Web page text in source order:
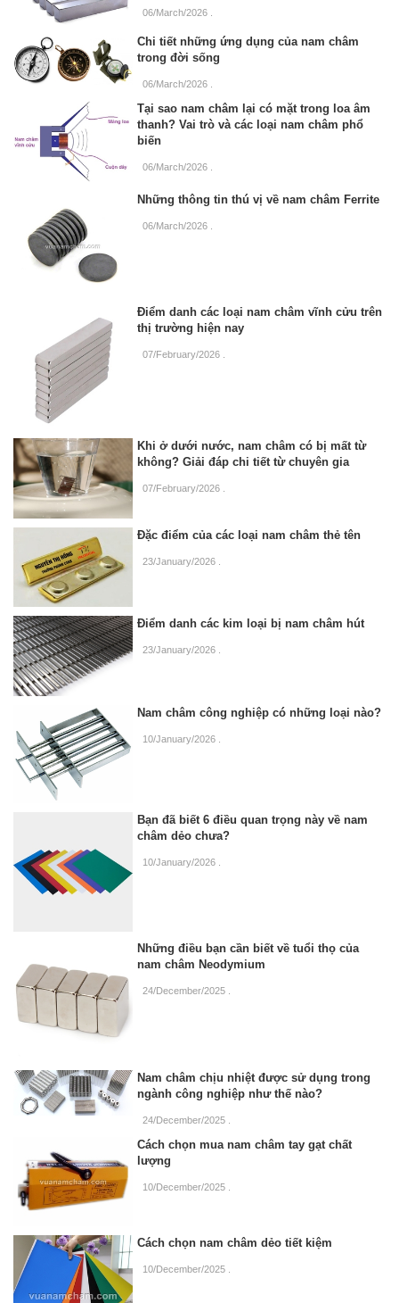
06/March/2026
Chi tiết những ứng dụng của nam châm
trong đời sống
06/March/2026
Tại sao nam châm lại có mặt trong loa âm
thanh? Vai trò và các loại nam châm phổ
biến
06/March/2026
Những thông tin thú vị về nam châm Ferrite
06/March/2026
Điểm danh các loại nam châm vĩnh cửu trên
thị trường hiện nay
07/February/2026
Khi ở dưới nước, nam châm có bị mất từ
không? Giải đáp chi tiết từ chuyên gia
07/February/2026
Đặc điểm của các loại nam châm thẻ tên
23/January/2026
Điểm danh các kim loại bị nam châm hút
23/January/2026
Nam châm công nghiệp có những loại nào?
10/January/2026
Bạn đã biết 6 điều quan trọng này về nam
châm dẻo chưa?
10/January/2026
Những điều bạn cần biết về tuổi thọ của
nam châm Neodymium
24/December/2025
Nam châm chịu nhiệt được sử dụng trong
ngành công nghiệp như thế nào?
24/December/2025
Cách chọn mua nam châm tay gạt chất
lượng
10/December/2025
Cách chọn nam châm dẻo tiết kiệm
10/December/2025